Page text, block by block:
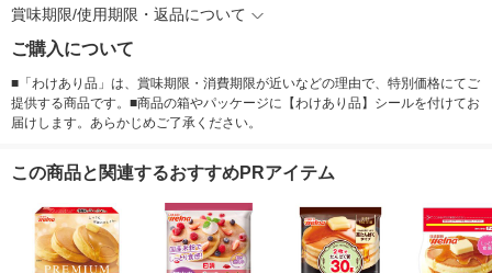
賞味期限/使用期限・返品について
ご購入について
■「わけあり品」は、賞味期限・消費期限が近いなどの理由で、特別価格にてご
提供する商品です。■商品の箱やパッケージに【わけあり品】シールを付けてお
届けします。あらかじめご了承ください。
この商品と関連するおすすめPRアイテム